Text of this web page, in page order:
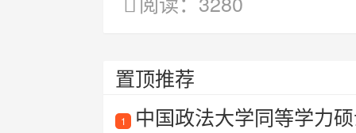
置顶推荐
1 中国政法大学同等学力